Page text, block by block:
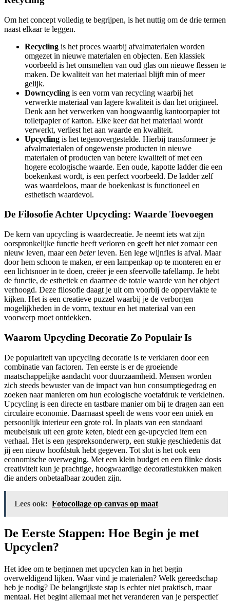
Om het concept volledig te begrijpen, is het nuttig om de drie termen
naast elkaar te leggen.
Recycling is het proces waarbij afvalmaterialen worden
omgezet in nieuwe materialen en objecten. Een klassiek
voorbeeld is het omsmelten van oud glas om nieuwe flessen te
maken. De kwaliteit van het materiaal blijft min of meer
gelijk.
Downcycling is een vorm van recycling waarbij het
verwerkte materiaal van lagere kwaliteit is dan het origineel.
Denk aan het verwerken van hoogwaardig kantoorpapier tot
toiletpapier of karton. Elke keer dat het materiaal wordt
verwerkt, verliest het aan waarde en kwaliteit.
Upcycling is het tegenovergestelde. Hierbij transformeer je
afvalmaterialen of ongewenste producten in nieuwe
materialen of producten van betere kwaliteit of met een
hogere ecologische waarde. Een oude, kapotte ladder die een
boekenkast wordt, is een perfect voorbeeld. De ladder zelf
was waardeloos, maar de boekenkast is functioneel en
esthetisch waardevol.
De Filosofie Achter Upcycling: Waarde Toevoegen
De kern van upcycling is waardecreatie. Je neemt iets wat zijn
oorspronkelijke functie heeft verloren en geeft het niet zomaar een
nieuw leven, maar een beterleven. Een lege wijnfles is afval. Maar
door hem schoon te maken, er een lampenkap op te monteren en er
een lichtsnoer in te doen, creëer je een sfeervolle tafellamp. Je hebt
de functie, de esthetiek en daarmee de totale waarde van het object
verhoogd. Deze filosofie daagt je uit om voorbij de oppervlakte te
kijken. Het is een creatieve puzzel waarbij je de verborgen
mogelijkheden in de vorm, textuur en het materiaal van een
voorwerp moet ontdekken.
Waarom Upcycling Decoratie Zo Populair Is
De populariteit van upcycling decoratie is te verklaren door een
combinatie van factoren. Ten eerste is er de groeiende
maatschappelijke aandacht voor duurzaamheid. Mensen worden
zich steeds bewuster van de impact van hun consumptiegedrag en
zoeken naar manieren om hun ecologische voetafdruk te verkleinen.
Upcycling is een directe en tastbare manier om bij te dragen aan een
circulaire economie. Daarnaast speelt de wens voor een uniek en
persoonlijk interieur een grote rol. In plaats van een standaard
meubelstuk uit een grote keten, biedt een ge-upcycled item een
verhaal. Het is een gespreksonderwerp, een stukje geschiedenis dat
jij een nieuw hoofdstuk hebt gegeven. Tot slot is het ook een
economische overweging. Met een klein budget en een flinke dosis
creativiteit kun je prachtige, hoogwaardige decoratiestukken maken
die anders onbetaalbaar zouden zijn.
Lees ook: Fotocollage op canvas op maat
De Eerste Stappen: Hoe Begin je met
Upcyclen?
Het idee om te beginnen met upcyclen kan in het begin
overweldigend lijken. Waar vind je materialen? Welk gereedschap
heb je nodig? De belangrijkste stap is echter niet praktisch, maar
mentaal. Het begint allemaal met het veranderen van je perspectief